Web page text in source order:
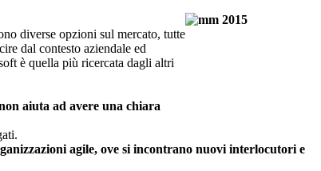
diverse opzioni sul mercato, tutte
dal contesto aziendale ed
è quella più ricercata dagli altri
aiuta ad avere una chiara
agile, ove si incontrano nuovi interlocutori e